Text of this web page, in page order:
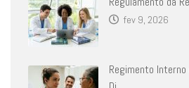
fev 9, 2026
Regimento Interno